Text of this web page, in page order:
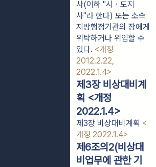
사(이하 "시ㆍ도지
사"라 한다) 또는 소속
지방행정기관의 장에게
위탁하거나 위임할 수
있다. <개정
2012.2.22,
2022.1.4>
제3장 비상대비계
획 <개정
2022.1.4>
제3장 비상대비계획 <
개정 2022.1.4>
제6조의2(비상대
비업무에 관한 기